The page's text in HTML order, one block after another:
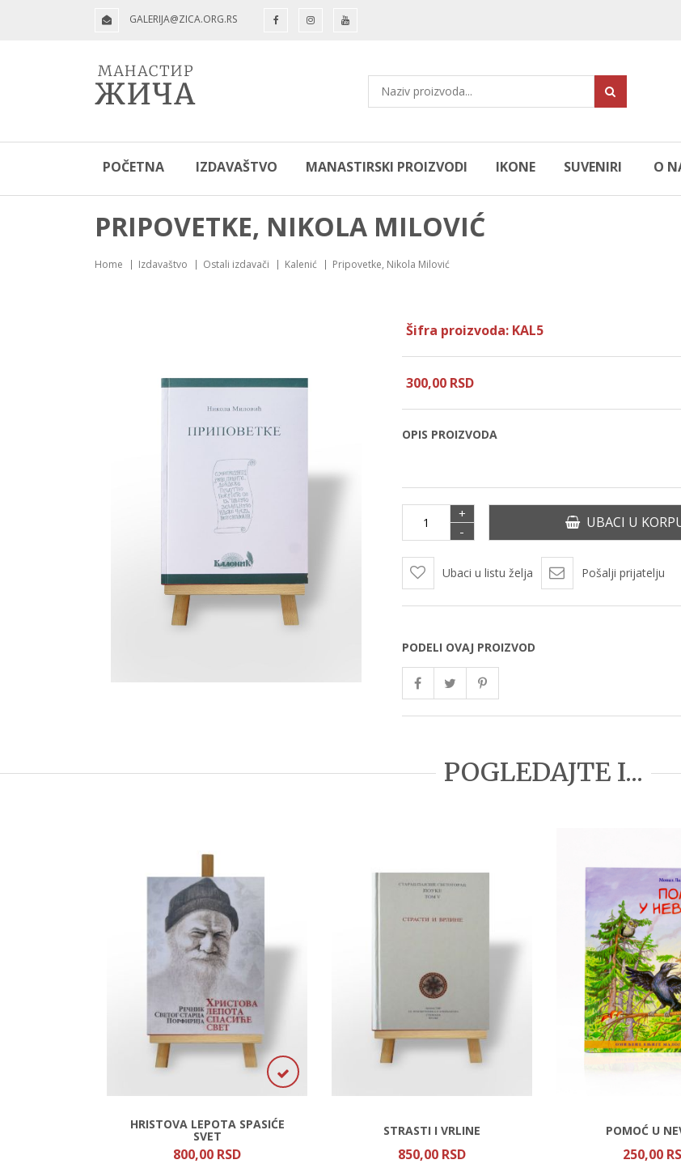
GALERIJA@ZICA.ORG.RS
POČETNA IZDAVAŠTVO MANASTIRSKI PROIZVODI IKONE SUVENIRI O
PRIPOVETKE, NIKOLA MILOVIĆ
Home Izdavaštvo Ostali izdavači Kalenić Pripovetke, Nikola Milović
Šifra proizvoda: KAL5
300,00 RSD
OPIS PROIZVODA
+
-
UBACI U
Ubaci u listu želja Pošalji prijatelju
PODELI OVAJ PROIZVOD
POGLEDAJTE I...
HRISTOVA LEPOTA SPASIĆE
SVET
800,00 RSD
STRASTI I VRLINE
850,00 RSD
POMOĆ U
250,00